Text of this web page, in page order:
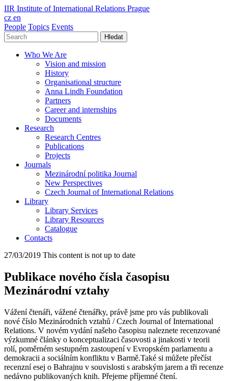
IIR Institute of International Relations Prague
cz en
People Topics Events
Hledat
Who We Are
Vision and mission
History
Organisational structure
Anna Lindh Foundation
Partners
Career and internships
Documents
Research
Research Centres
Publications
Projects
Journals
Mezinárodní politika Journal
New Perspectives
Czech Journal of International Relations
Library
Library Services
Library Resources
Catalogue
Contacts
27/03/2019 This content is not up to date
Publikace nového čísla časopisu
Mezinárodní vztahy
Vážení čtenáři, vážené čtenářky, právě jsme pro vás publikovali
nové číslo Mezinárodních vztahů / Czech Journal of International
Relations. V novém vydání našeho časopisu naleznete recenzované
výzkumné články o konceptualizaci časovosti a jinakosti v teorii
rolí, poměrném sestupném zastoupení v Evropském parlamentu a
demokracii a sociálním konfliktu v Barmě.Také si můžete přečíst
recenzní esej o Bahrajnu v souvislosti s arabským jarem a tři recenze
nedávno publikovaných knih. Přejeme příjemné čtení.